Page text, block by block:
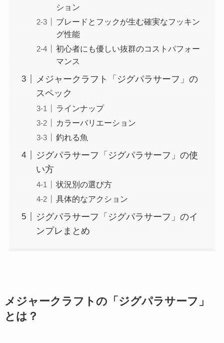
ション
ブレードとフックが生む確実なフッキン
グ性能
初心者にも優しい抜群のコストパフォー
マンス
メジャークラフト「ジグパラサーフ」の
スペック
ラインナップ
カラーバリエーション
釣れる魚
ジグパラサーフ「ジグパラサーフ」の使
い方
状況別の選び方
具体的なアクション
ジグパラサーフ「ジグパラサーフ」のイ
ンプレまとめ
メジャークラフトの「ジグパラサーフ」
とは？